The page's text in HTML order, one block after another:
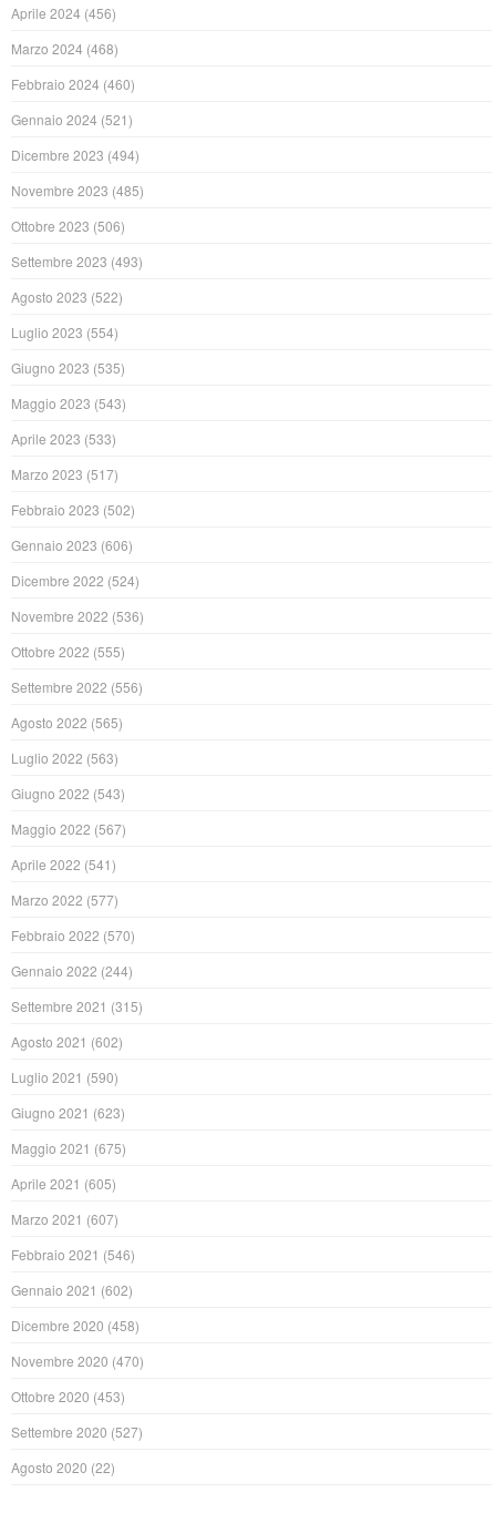
Aprile 2024 (456)
Marzo 2024 (468)
Febbraio 2024 (460)
Gennaio 2024 (521)
Dicembre 2023 (494)
Novembre 2023 (485)
Ottobre 2023 (506)
Settembre 2023 (493)
Agosto 2023 (522)
Luglio 2023 (554)
Giugno 2023 (535)
Maggio 2023 (543)
Aprile 2023 (533)
Marzo 2023 (517)
Febbraio 2023 (502)
Gennaio 2023 (606)
Dicembre 2022 (524)
Novembre 2022 (536)
Ottobre 2022 (555)
Settembre 2022 (556)
Agosto 2022 (565)
Luglio 2022 (563)
Giugno 2022 (543)
Maggio 2022 (567)
Aprile 2022 (541)
Marzo 2022 (577)
Febbraio 2022 (570)
Gennaio 2022 (244)
Settembre 2021 (315)
Agosto 2021 (602)
Luglio 2021 (590)
Giugno 2021 (623)
Maggio 2021 (675)
Aprile 2021 (605)
Marzo 2021 (607)
Febbraio 2021 (546)
Gennaio 2021 (602)
Dicembre 2020 (458)
Novembre 2020 (470)
Ottobre 2020 (453)
Settembre 2020 (527)
Agosto 2020 (22)